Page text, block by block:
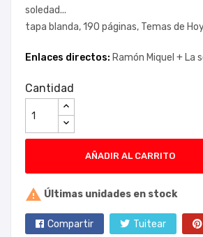
soledad...
tapa blanda, 190 páginas, Temas de
Enlaces directos: Ramón Miquel + La
Cantidad
AÑADIR AL CARRITO
 Últimas unidades en stock
Compartir Tuitear